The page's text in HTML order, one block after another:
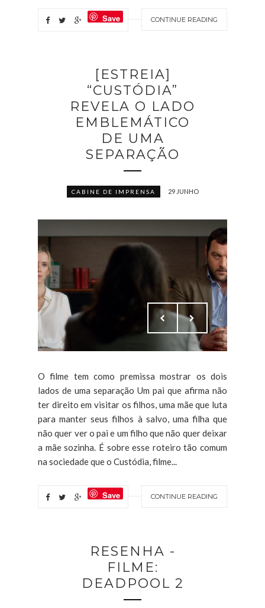
CONTINUE READING
Save
[ESTREIA]
“CUSTÓDIA”
REVELA O LADO
EMBLEMÁTICO
DE UMA
SEPARAÇÃO
CABINE DE IMPRENSA 29 JUNHO
O filme tem como premissa mostrar os dois
lados de uma separação Um pai que afirma não
ter direito em visitar os filhos, uma mãe que luta
para manter seus filhos à salvo, uma filha que
não quer ver o pai e um filho que não quer deixar
a mãe sozinha. É sobre esse roteiro tão comum
na sociedade que o Custódia, filme...
CONTINUE READING
Save
RESENHA -
FILME:
DEADPOOL 2